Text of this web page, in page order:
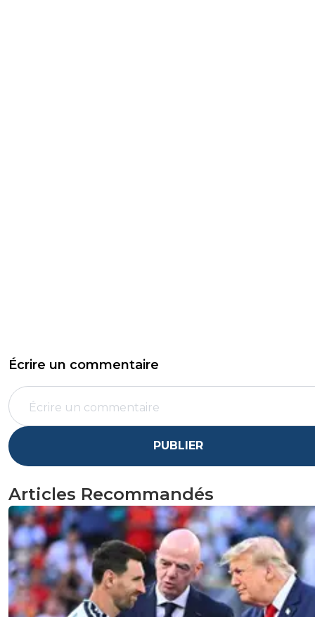
Écrire un commentaire
PUBLIER
Articles Recommandés